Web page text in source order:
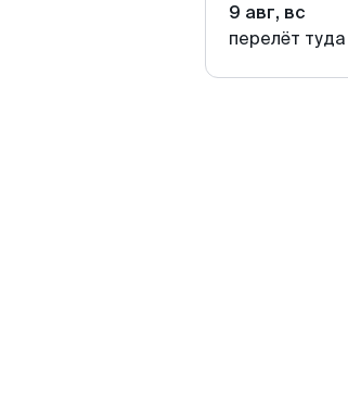
9 авг, вс
перелёт туда